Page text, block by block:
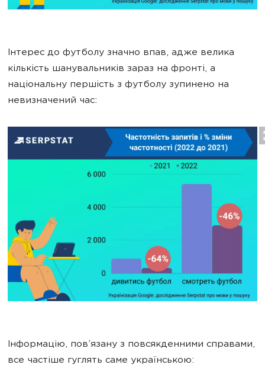
Інтерес до футболу значно впав, адже велика
кількість шанувальників зараз на фронті, а
національну першість з футболу зупинено на
невизначений час:
Інформацію, пов’язану з повсякденними справами,
все частіше гуглять саме українською: